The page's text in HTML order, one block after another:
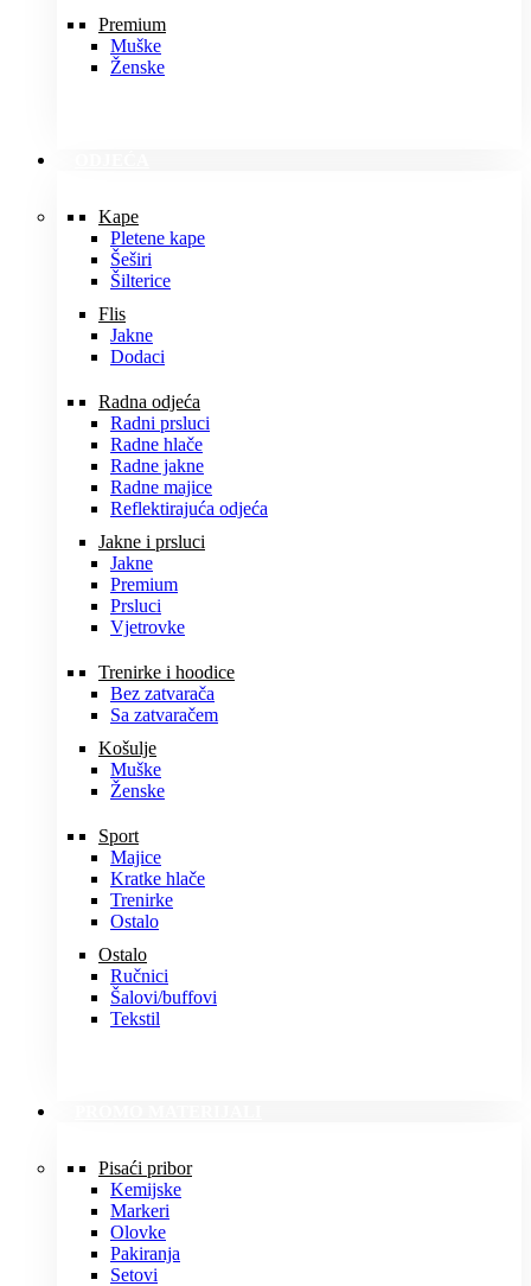
Premium
Muške
Ženske
Kape
Pletene kape
Šeširi
Šilterice
Flis
Jakne
Dodaci
Radna odjeća
Radni prsluci
Radne hlače
Radne jakne
Radne majice
Reflektirajuća odjeća
Jakne i prsluci
Jakne
Premium
Prsluci
Vjetrovke
Trenirke i hoodice
Bez zatvarača
Sa zatvaračem
Košulje
Muške
Ženske
Sport
Majice
Kratke hlače
Trenirke
Ostalo
Ostalo
Ručnici
Šalovi/buffovi
Tekstil
Pisaći pribor
Kemijske
Markeri
Olovke
Pakiranja
Setovi